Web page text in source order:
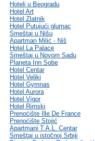
Hoteli u Beogradu
Hotel Art
Hotel Zlatnik
Hotel Putujući glumac
Smeštaj u Nišu
Apartman Milić - Niš
Hotel La Palace
Smeštaj u Novom Sadu
Planeta Inn Sobe
Hotel Centar
Hotel Veliki
Hotel Gymnas
Hotel Aurora
Hotel Vigor
Hotel Rimski
Prenoćište Ille De France
Prenoćište Stojić
Apartmani T.A.L. Centar
Smeštaj u istočnoj Srbiji